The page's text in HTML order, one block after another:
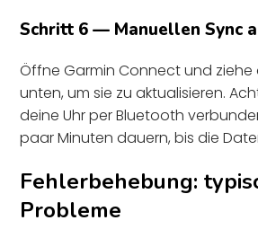
Schritt 6 — Manuellen Sync
Öffne Garmin Connect und ziehe
unten, um sie zu aktualisieren.
deine Uhr per Bluetooth
paar Minuten dauern, bis die
Fehlerbehebung:
Probleme